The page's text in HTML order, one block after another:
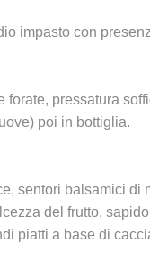
impasto con
forate, pressatura
poi in bottiglia.
sentori balsamici
del frutto,
piatti a base di